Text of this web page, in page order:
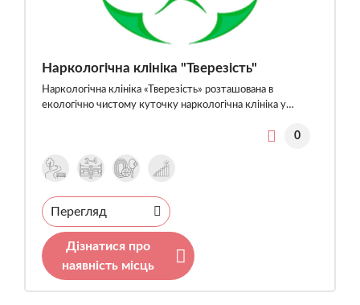
Наркологічна клініка "Тверезість"
Наркологічна клініка «Тверезість» розташована в
екологічно чистому куточку наркологічна клініка у…
0
Перегляд
Дізнатися про
наявність місць